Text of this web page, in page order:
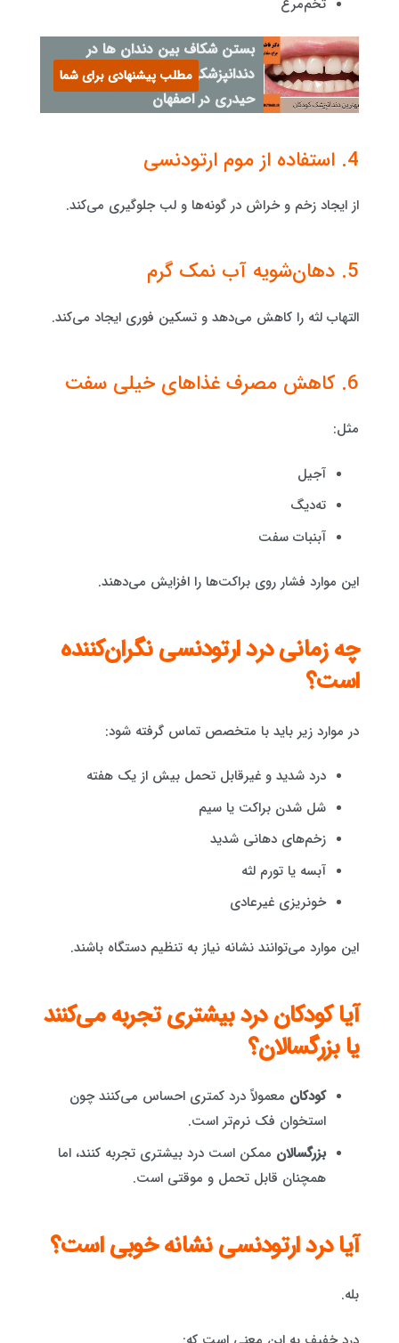
بستن شکاف بین دندان ها در
دندانپزشکی دکتر فاطمه
حیدری در اصفهان
مطلب پیشنهادی برای شما
4. استفاده از موم ارتودنسی
از ایجاد زخم و خراش در گونه‌ها و لب جلوگیری می‌کند.
5. دهان‌شویه آب نمک گرم
التهاب لثه را کاهش می‌دهد و تسکین فوری ایجاد می‌کند.
6. کاهش مصرف غذاهای خیلی سفت
مثل:
آجیل
ته‌دیگ
آبنبات سفت
این موارد فشار روی براکت‌ها را افزایش می‌دهند.
چه زمانی درد ارتودنسی نگران‌کننده
است؟
در موارد زیر باید با متخصص تماس گرفته شود:
درد شدید و غیرقابل تحمل بیش از یک هفته
شل شدن براکت یا سیم
زخم‌های دهانی شدید
آبسه یا تورم لثه
خونریزی غیرعادی
این موارد می‌توانند نشانه نیاز به تنظیم دستگاه باشند.
آیا کودکان درد بیشتری تجربه می‌کنند
یا بزرگسالان؟
کودکان معمولاً درد کمتری احساس می‌کنند چون
استخوان فک نرم‌تر است.
بزرگسالان ممکن است درد بیشتری تجربه کنند، اما
همچنان قابل تحمل و موقتی است.
آیا درد ارتودنسی نشانه خوبی است؟
بله.